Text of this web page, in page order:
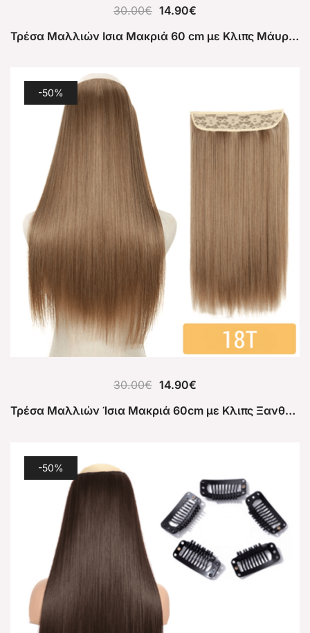
30.00€ 14.90€
Τρέσα Μαλλιών Ισια Μακριά 60 cm με Κλιπς Μάυρο Μπλε 2
-50%
30.00€ 14.90€
Τρέσα Μαλλιών Ίσια Μακριά 60cm με Κλιπς Ξανθό 18Τ
-50%